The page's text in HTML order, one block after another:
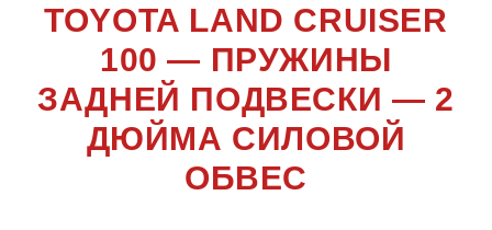
TOYOTA LAND CRUISER
100 — ПРУЖИНЫ
ЗАДНЕЙ ПОДВЕСКИ — 2
ДЮЙМА СИЛОВОЙ
ОБВЕС